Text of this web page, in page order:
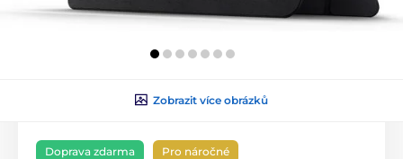
Zobrazit více obrázků
Doprava zdarma Pro náročné